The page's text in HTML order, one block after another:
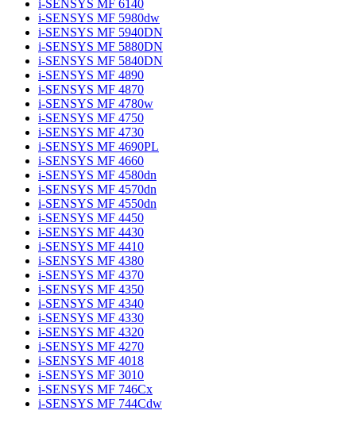
i-SENSYS MF 6140
i-SENSYS MF 5980dw
i-SENSYS MF 5940DN
i-SENSYS MF 5880DN
i-SENSYS MF 5840DN
i-SENSYS MF 4890
i-SENSYS MF 4870
i-SENSYS MF 4780w
i-SENSYS MF 4750
i-SENSYS MF 4730
i-SENSYS MF 4690PL
i-SENSYS MF 4660
i-SENSYS MF 4580dn
i-SENSYS MF 4570dn
i-SENSYS MF 4550dn
i-SENSYS MF 4450
i-SENSYS MF 4430
i-SENSYS MF 4410
i-SENSYS MF 4380
i-SENSYS MF 4370
i-SENSYS MF 4350
i-SENSYS MF 4340
i-SENSYS MF 4330
i-SENSYS MF 4320
i-SENSYS MF 4270
i-SENSYS MF 4018
i-SENSYS MF 3010
i-SENSYS MF 746Cx
i-SENSYS MF 744Cdw